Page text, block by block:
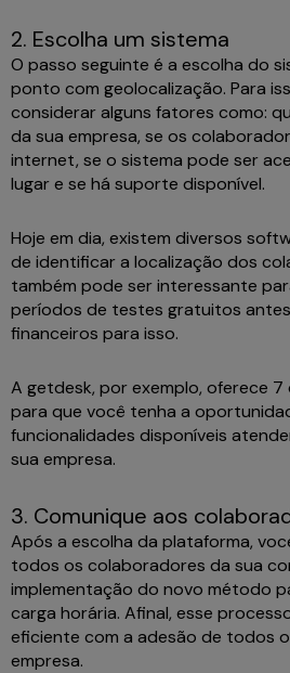
2. Escolha um sistema
O passo seguinte é a escolha do
ponto com geolocalização. Para
considerar alguns fatores como:
da sua empresa, se os
internet, se o sistema pode ser
lugar e se há suporte disponível.
Hoje em dia, existem diversos
de identificar a localização dos
também pode ser interessante
períodos de testes gratuitos
financeiros para isso.
A getdesk, por exemplo, oferece
para que você tenha a
funcionalidades disponíveis
sua empresa.
3. Comunique aos
Após a escolha da plataforma,
todos os colaboradores da sua
implementação do novo método
carga horária. Afinal, esse
eficiente com a adesão de todos
empresa.